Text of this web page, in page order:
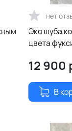
нет
Эко шуба
цвета
12 900
В